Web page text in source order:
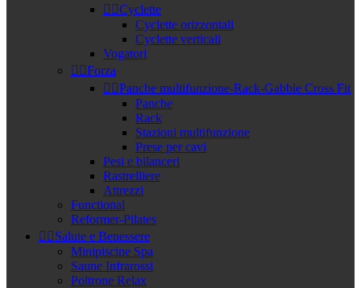
 Cyclette
Cyclette orizzontali
Cyclette verticali
Vogatori
 Forza
 Panche multifunzione-Rack-Gabbie Cross Fit
Panche
Rack
Stazioni multifunzione
Prese per cavi
Pesi e bilanceri
Rastrelliere
Attrezzi
Functional
Reformer-Pilates
 Salute e Benessere
Minipiscine Spa
Saune Infrarossi
Poltrone Relax